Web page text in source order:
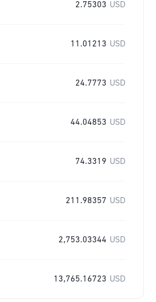
2.75303 USD
11.01213 USD
24.7773 USD
44.04853 USD
74.3319 USD
211.98357 USD
2,753.03344 USD
13,765.16723 USD